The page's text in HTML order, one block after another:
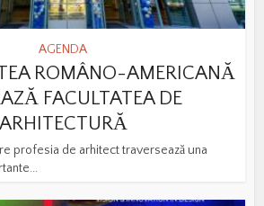
AGENDA
ROMÂNO-AMERICANĂ
FACULTATEA DE
ARHITECTURĂ
profesia de arhitect traversează una